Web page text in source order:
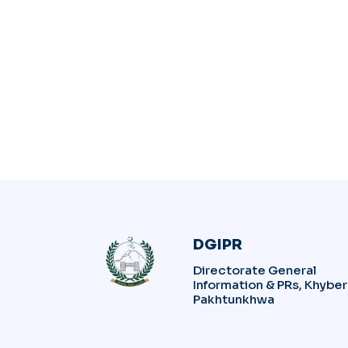
DGIPR
Directorate General
Information & PRs, Khyber
Pakhtunkhwa